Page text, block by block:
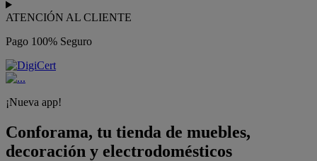
ATENCIÓN AL CLIENTE
Pago 100% Seguro
¡Nueva app!
Conforama, tu tienda de muebles,
decoración y electrodomésticos